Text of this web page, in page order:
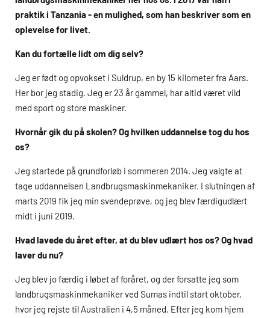
praktik i Tanzania - en mulighed, som han beskriver som en
oplevelse for livet.
Kan du fortælle lidt om dig selv?
Jeg er født og opvokset i Suldrup, en by 15 kilometer fra Aars.
Her bor jeg stadig. Jeg er 23 år gammel, har altid været vild
med sport og store maskiner.
Hvornår gik du på skolen? Og hvilken uddannelse tog du hos
os?
Jeg startede på grundforløb i sommeren 2014. Jeg valgte at
tage uddannelsen Landbrugsmaskinmekaniker. I slutningen af
marts 2019 fik jeg min svendeprøve, og jeg blev færdigudlært
midt i juni 2019.
Hvad lavede du året efter, at du blev udlært hos os? Og hvad
laver du nu?
Jeg blev jo færdig i løbet af foråret, og der forsatte jeg som
landbrugsmaskinmekaniker ved Sumas indtil start oktober,
hvor jeg rejste til Australien i 4,5 måned. Efter jeg kom hjem